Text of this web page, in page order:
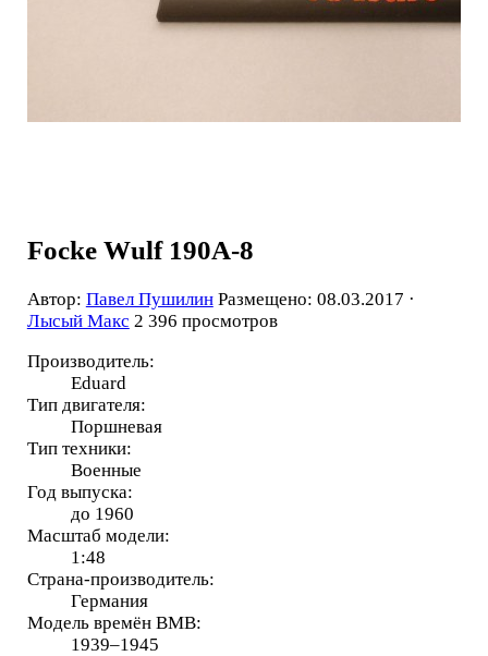
Focke Wulf 190A-8
Автор: Павел Пушилин Размещено: 08.03.2017 ·
Лысый Макс 2 396 просмотров
Производитель:
Eduard
Тип двигателя:
Поршневая
Тип техники:
Военные
Год выпуска:
до 1960
Масштаб модели:
1:48
Страна-производитель:
Германия
Модель времён ВМВ:
1939–1945